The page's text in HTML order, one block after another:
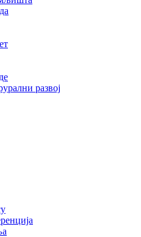
развој